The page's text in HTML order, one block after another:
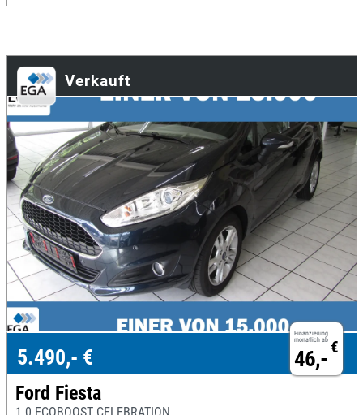
Verkauft
Finanzierung
monatlich ab €
46,-
5.490,- €
Ford Fiesta